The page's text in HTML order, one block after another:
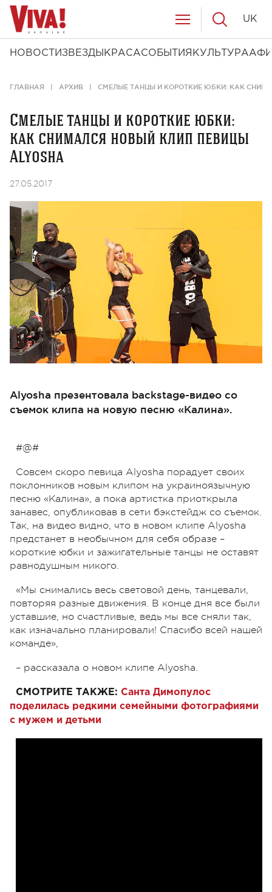
НОВОСТИ ЗВЕЗДЫ КРАСАСОБЫТИЯ КУЛЬТУРА
UK
ГЛАВНАЯ АРХИВ СМЕЛЫЕ ТАНЦЫ И КОРОТКИЕ ЮБКИ: КАК
Смелые танцы и короткие юбки:
как снимался новый клип певицы
Alyosha
27.05.2017
Alyosha презентовала backstage-видео со
съемок клипа на новую песню «Калина».
#@#
Совсем скоро певица Alyosha порадует своих
поклонников новым клипом на украиноязычную
песню «Калина», а пока артистка приоткрыла
занавес, опубликовав в сети бэкстейдж со съемок.
Так, на видео видно, что в новом клипе Alyosha
предстанет в необычном для себя образе –
короткие юбки и зажигательные танцы не оставят
равнодушным никого.
«Мы снимались весь световой день, танцевали,
повторяя разные движения. В конце дня все были
уставшие, но счастливые, ведь мы все сняли так,
как изначально планировали! Спасибо всей нашей
команде»,
– рассказала о новом клипе Alyosha.
СМОТРИТЕ ТАКЖЕ: Санта Димопулос
поделилась редкими семейными фотографиями
с мужем и детьми